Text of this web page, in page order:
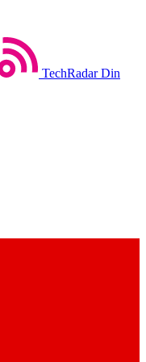
TechRadar Din